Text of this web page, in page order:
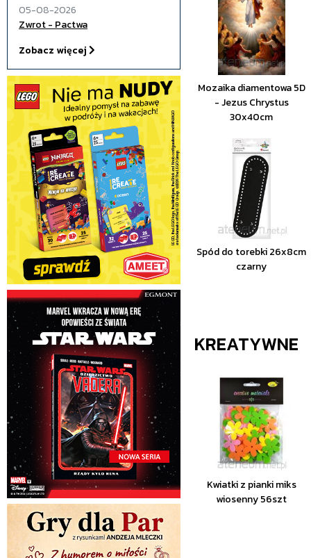
05-08-2026
Zwrot - Pactwa
Zobacz więcej
Mozaika diamentowa 5D
- Jezus Chrystus
30x40cm
Spód do torebki 26x8cm
czarny
KREATYWNE
Kwiatki z pianki miks
wiosenny 56szt